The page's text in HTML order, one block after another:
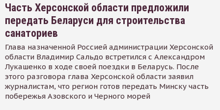
Часть Херсонской области предложили
передать Беларуси для строительства
санаториев
Глава назначенной Россией администрации Херсонской
области Владимир Сальдо встретился с Александром
Лукашенко в ходе своей поездки в Беларусь. После
этого разговора глава Херсонской области заявил
журналистам, что регион готов передать Минску часть
побережья Азовского и Черного морей